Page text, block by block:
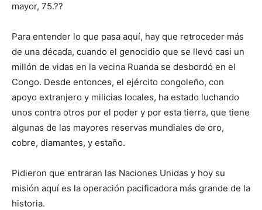
mayor, 75.??
Para entender lo que pasa aquí, hay que retroceder más
de una década, cuando el genocidio que se llevó casi un
millón de vidas en la vecina Ruanda se desbordó en el
Congo. Desde entonces, el ejército congoleño, con
apoyo extranjero y milicias locales, ha estado luchando
unos contra otros por el poder y por esta tierra, que tiene
algunas de las mayores reservas mundiales de oro,
cobre, diamantes, y estaño.
Pidieron que entraran las Naciones Unidas y hoy su
misión aquí es la operación pacificadora más grande de la
historia.